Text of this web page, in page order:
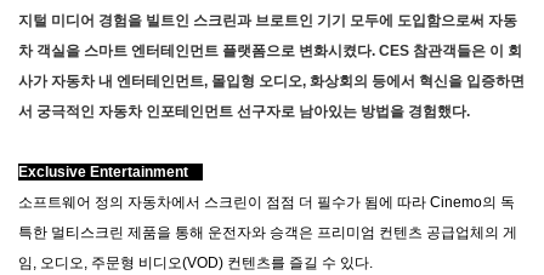
지털 미디어 경험을 빌트인 스크린과 브로트인 기기 모두에 도입함으로써 자동
차 객실을 스마트 엔터테인먼트 플랫폼으로 변화시켰다. CES 참관객들은 이 회
사가 자동차 내 엔터테인먼트, 몰입형 오디오, 화상회의 등에서 혁신을 입증하면
서 궁극적인 자동차 인포테인먼트 선구자로 남아있는 방법을 경험했다.
Exclusive Entertainment
소프트웨어 정의 자동차에서 스크린이 점점 더 필수가 됨에 따라 Cinemo의 독
특한 멀티스크린 제품을 통해 운전자와 승객은 프리미엄 컨텐츠 공급업체의 게
임, 오디오, 주문형 비디오(VOD) 컨텐츠를 즐길 수 있다.